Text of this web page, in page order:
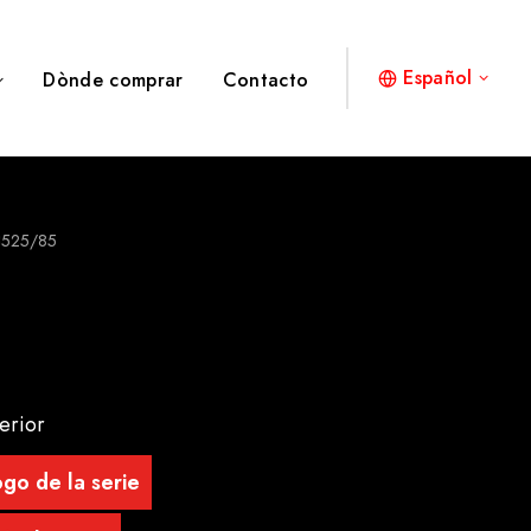
Dònde comprar Contacto Español
85
de la serie